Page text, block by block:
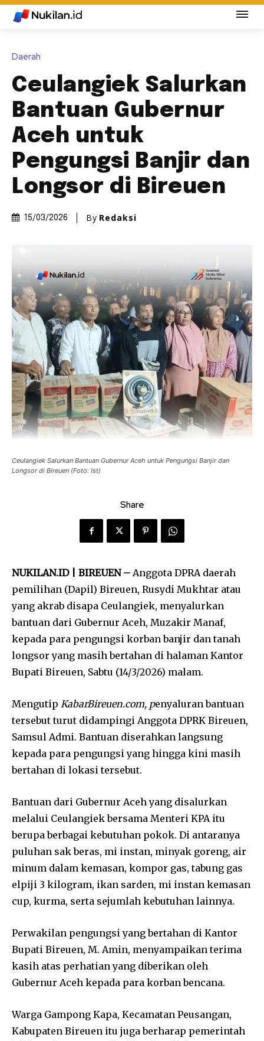
Daerah
Ceulangiek Salurkan
Bantuan Gubernur
Aceh untuk
Pengungsi Banjir dan
Longsor di Bireuen
15/03/2026 By Redaksi
Ceulangiek Salurkan Bantuan Gubernur Aceh untuk Pengungsi Banjir dan
Longsor di Bireuen (Foto: Ist)
Share
NUKILAN.ID | BIREUEN – Anggota DPRA daerah
pemilihan (Dapil) Bireuen, Rusydi Mukhtar atau
yang akrab disapa Ceulangiek, menyalurkan
bantuan dari Gubernur Aceh, Muzakir Manaf,
kepada para pengungsi korban banjir dan tanah
longsor yang masih bertahan di halaman Kantor
Bupati Bireuen, Sabtu (14/3/2026) malam.
Mengutip KabarBireuen.com, penyaluran bantuan
tersebut turut didampingi Anggota DPRK Bireuen,
Samsul Admi. Bantuan diserahkan langsung
kepada para pengungsi yang hingga kini masih
bertahan di lokasi tersebut.
Bantuan dari Gubernur Aceh yang disalurkan
melalui Ceulangiek bersama Menteri KPA itu
berupa berbagai kebutuhan pokok. Di antaranya
puluhan sak beras, mi instan, minyak goreng, air
minum dalam kemasan, kompor gas, tabung gas
elpiji 3 kilogram, ikan sarden, mi instan kemasan
cup, kurma, serta sejumlah kebutuhan lainnya.
Perwakilan pengungsi yang bertahan di Kantor
Bupati Bireuen, M. Amin, menyampaikan terima
kasih atas perhatian yang diberikan oleh
Gubernur Aceh kepada para korban bencana.
Warga Gampong Kapa, Kecamatan Peusangan,
Kabupaten Bireuen itu juga berharap pemerintah